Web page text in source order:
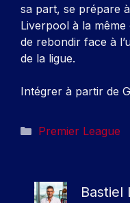
sa part, se prépare
Liverpool à la
de rebondir face à
de la ligue.
Intégrer à partir de
Catégories
Premier League
Bastiel